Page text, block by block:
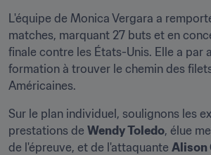
L'équipe de Monica Vergara a
matches, marquant 27 buts et en
finale contre les États-Unis. Elle a par
formation à trouver le chemin des
Américaines.
Sur le plan individuel, soulignons les
prestations de Wendy Toledo, élue
de l'épreuve, et de l'attaquante Alison